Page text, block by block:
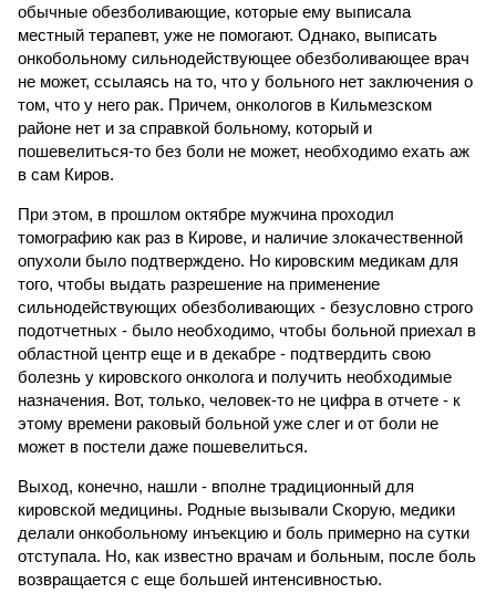
обычные обезболивающие, которые ему выписала
местный терапевт, уже не помогают. Однако, выписать
онкобольному сильнодействующее обезболивающее врач
не может, ссылаясь на то, что у больного нет заключения о
том, что у него рак. Причем, онкологов в Кильмезском
районе нет и за справкой больному, который и
пошевелиться-то без боли не может, необходимо ехать аж
в сам Киров.
При этом, в прошлом октябре мужчина проходил
томографию как раз в Кирове, и наличие злокачественной
опухоли было подтверждено. Но кировским медикам для
того, чтобы выдать разрешение на применение
сильнодействующих обезболивающих - безусловно строго
подотчетных - было необходимо, чтобы больной приехал в
областной центр еще и в декабре - подтвердить свою
болезнь у кировского онколога и получить необходимые
назначения. Вот, только, человек-то не цифра в отчете - к
этому времени раковый больной уже слег и от боли не
может в постели даже пошевелиться.
Выход, конечно, нашли - вполне традиционный для
кировской медицины. Родные вызывали Скорую, медики
делали онкобольному инъекцию и боль примерно на сутки
отступала. Но, как известно врачам и больным, после боль
возвращается с еще большей интенсивностью.